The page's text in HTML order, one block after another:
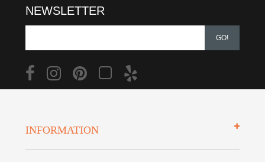
NEWSLETTER
GO!
INFORMATION